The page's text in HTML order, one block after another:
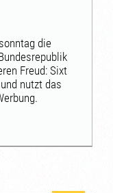
die
Freud: Sixt
nutzt das